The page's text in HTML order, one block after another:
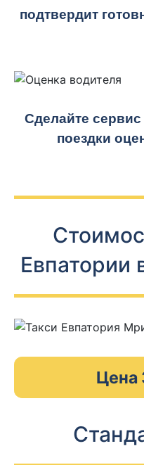
подтвердит
Сделайте
поездки
Евпатории
Цена